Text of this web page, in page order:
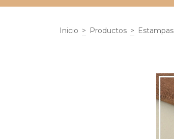
Inicio > Productos > Estampas